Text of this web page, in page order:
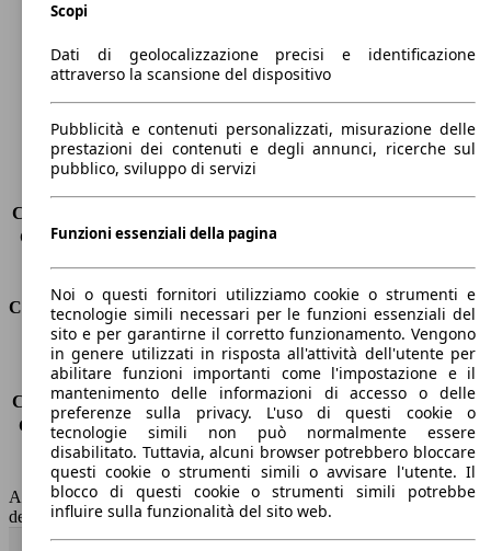
Larghezza
1840 mm
Passo
2640 mm
Porte
5
Sedili
5
Capacità di traino (senza freni)
Capacità di traino (con freni)
1500 kg
Consumi
Emissioni di CO2*
-
Consumo (urbano)
-
Consumo (extra-urbano) -
Consumo (combinato)*
Classe di emissione
Euro 6
Capacità del serbatoio
50 l
AutoScout24 non si assume alcuna responsabilità per la correttezza
dei dati.
Scopi
Dati di geolocalizzazione precisi e identificazione
attraverso la scansione del dispositivo
Pubblicità e contenuti personalizzati, misurazione delle
prestazioni dei contenuti e degli annunci, ricerche sul
pubblico, sviluppo di servizi
Funzioni essenziali della pagina
Noi o questi fornitori utilizziamo cookie o strumenti e
tecnologie simili necessari per le funzioni essenziali del
sito e per garantirne il corretto funzionamento. Vengono
in genere utilizzati in risposta all'attività dell'utente per
abilitare funzioni importanti come l'impostazione e il
mantenimento delle informazioni di accesso o delle
preferenze sulla privacy. L'uso di questi cookie o
tecnologie simili non può normalmente essere
disabilitato. Tuttavia, alcuni browser potrebbero bloccare
questi cookie o strumenti simili o avvisare l'utente. Il
blocco di questi cookie o strumenti simili potrebbe
influire sulla funzionalità del sito web.